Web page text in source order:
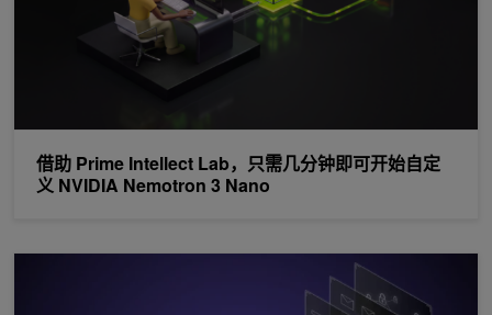
借助 Prime Intellect Lab，只需几分钟即可开始自定
义 NVIDIA Nemotron 3 Nano
让长时间运行的 NVIDIA TensorRT 引擎在 Python 或 C++ 中构